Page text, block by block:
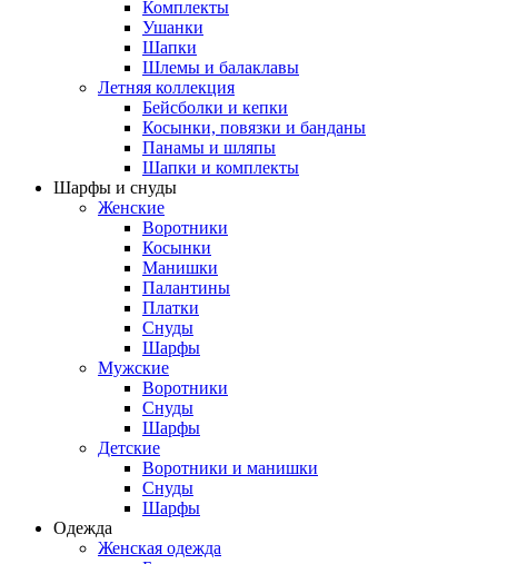
Комплекты
Ушанки
Шапки
Шлемы и балаклавы
Летняя коллекция
Бейсболки и кепки
Косынки, повязки и банданы
Панамы и шляпы
Шапки и комплекты
Шарфы и снуды
Женские
Воротники
Косынки
Манишки
Палантины
Платки
Снуды
Шарфы
Мужские
Воротники
Снуды
Шарфы
Детские
Воротники и манишки
Снуды
Шарфы
Одежда
Женская одежда